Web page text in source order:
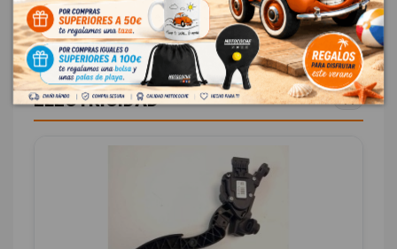
48,00 € Sin IVA
58,08 € Con IVA
ELECTRICIDAD 11